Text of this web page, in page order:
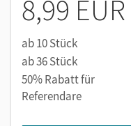
8,99 EUR
ab 10 Stück
ab 36 Stück
50% Rabatt für
Referendare